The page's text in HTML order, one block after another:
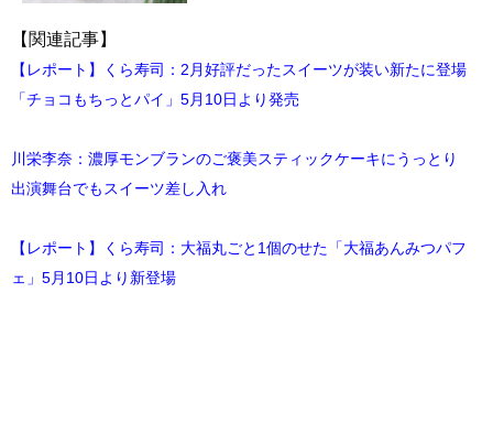
【関連記事】
【レポート】くら寿司：2月好評だったスイーツが装い新たに登場
「チョコもちっとパイ」5月10日より発売
川栄李奈：濃厚モンブランのご褒美スティックケーキにうっとり
出演舞台でもスイーツ差し入れ
【レポート】くら寿司：大福丸ごと1個のせた「大福あんみつパフ
ェ」5月10日より新登場